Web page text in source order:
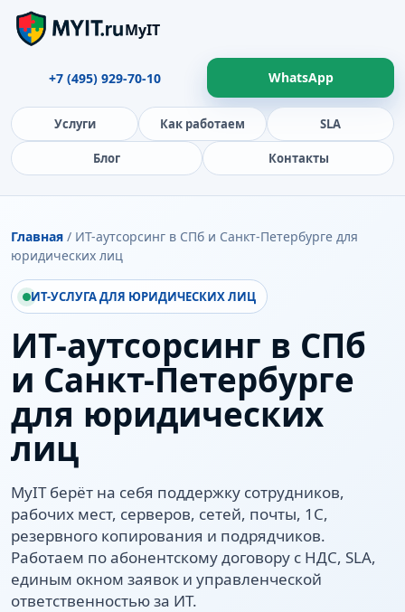
MyIT
Услуги Как работаем SLA
Блог Контакты
+7 (495) 929-70-10 WhatsApp
Главная / ИТ-аутсорсинг в СПб и Санкт-Петербурге для
юридических лиц
ИТ-УСЛУГА ДЛЯ ЮРИДИЧЕСКИХ ЛИЦ
ИТ-аутсорсинг в СПб
и Санкт-Петербурге
для юридических
лиц
MyIT берёт на себя поддержку сотрудников,
рабочих мест, серверов, сетей, почты, 1С,
резервного копирования и подрядчиков.
Работаем по абонентскому договору с НДС, SLA,
единым окном заявок и управленческой
ответственностью за ИТ.